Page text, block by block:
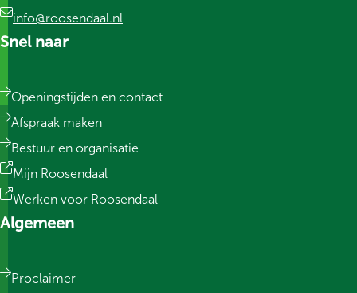
info@roosendaal.nl
Snel naar
Openingstijden en contact
Afspraak maken
Bestuur en organisatie
Mijn Roosendaal
Werken voor Roosendaal
Algemeen
Proclaimer